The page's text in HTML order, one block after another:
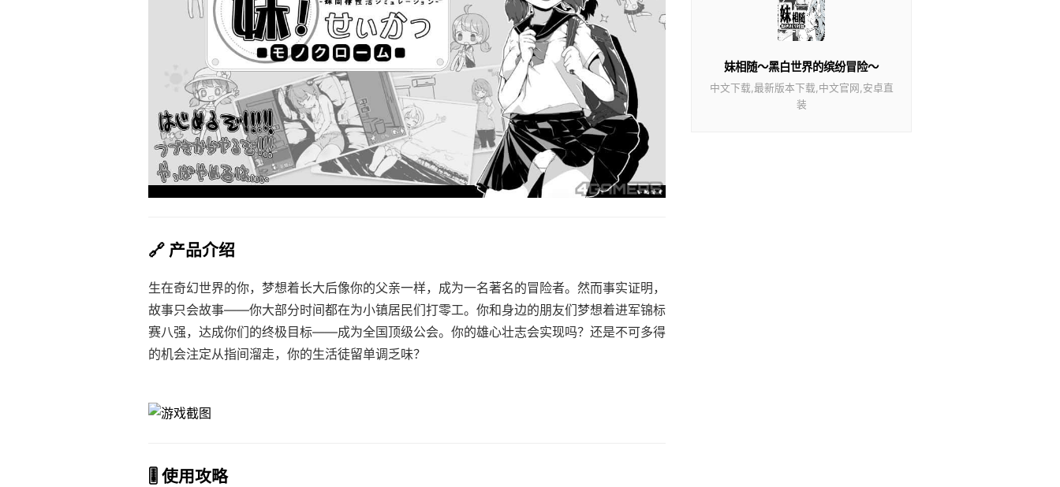
🔗 产品介绍
生在奇幻世界的你，梦想着长大后像你的父亲一样，成为一名著名的冒险者。然而事实证明，
故事只会故事——你大部分时间都在为小镇居民们打零工。你和身边的朋友们梦想着进军锦标
赛八强，达成你们的终极目标——成为全国顶级公会。你的雄心壮志会实现吗？还是不可多得
的机会注定从指间溜走，你的生活徒留单调乏味？
🎚️ 使用攻略
妹相随～黑白世界的缤纷冒险～
中文下载,最新版本下载,中文官网,安卓直
装